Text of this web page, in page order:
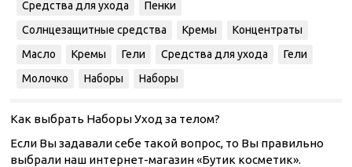
Средства для ухода
Пенки
Солнцезащитные средства
Кремы
Концентраты
Масло
Кремы Гели Средства для ухода
Гели
Молочко
Наборы Наборы
Как выбрать Наборы Уход за телом?
Если Вы задавали себе такой вопрос, то Вы правильно
выбрали наш интернет-магазин «Бутик косметик».